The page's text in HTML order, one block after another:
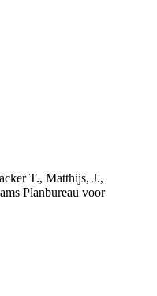
T., Matthijs, J.,
Planbureau voor